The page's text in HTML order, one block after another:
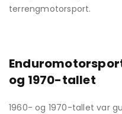
terrengmotorsport.
og 1970-tallet
1960- og 1970-tallet var